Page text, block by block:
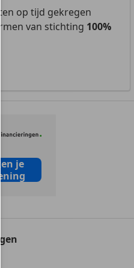
op tijd gekregen
van stichting 100%
je